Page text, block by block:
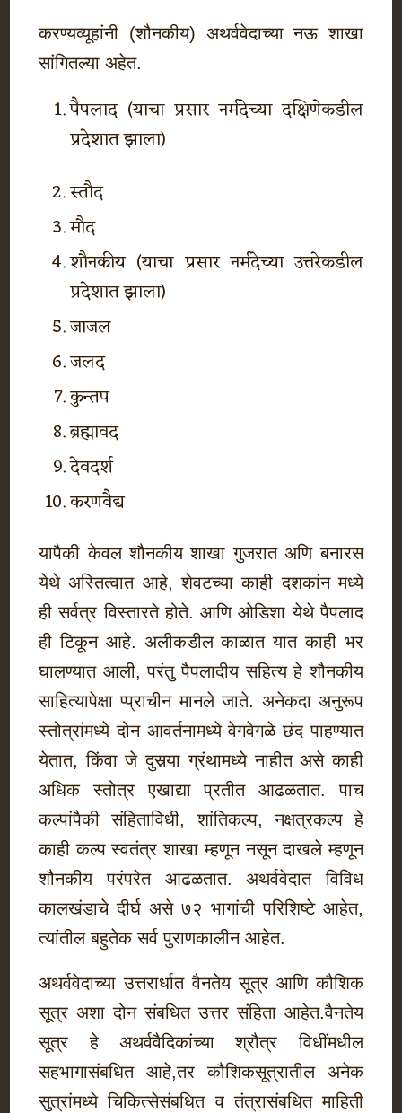
करण्यव्यूहांनी (शौनकीय) अथर्ववेदाच्या नऊ शाखा
सांगितल्या अहेत.
पैपलाद (याचा प्रसार नर्मदेच्या दक्षिणेकडील
प्रदेशात झाला)
स्तौद
मौद
शौनकीय (याचा प्रसार नर्मदेच्या उत्तरेकडील
प्रदेशात झाला)
जाजल
जलद
कुन्तप
ब्रह्मावद
देवदर्श
करणवैद्य
यापैकी केवल शौनकीय शाखा गुजरात अणि बनारस
येथे अस्तित्वात आहे, शेवटच्या काही दशकांन मध्ये
ही सर्वत्र विस्तारते होते. आणि ओडिशा येथे पैपलाद
ही टिकून आहे. अलीकडील काळात यात काही भर
घालण्यात आली, परंतु पैपलादीय सहित्य हे शौनकीय
साहित्यापेक्षा प्प्राचीन मानले जाते. अनेकदा अनुरूप
स्तोत्रांमध्ये दोन आवर्तनामध्ये वेगवेगळे छंद पाहण्यात
येतात, किंवा जे दुसर्‍या ग्रंथामध्ये नाहीत असे काही
अधिक स्तोत्र एखाद्या प्रतीत आढळतात. पाच
कल्पांपैकी संहिताविधी, शांतिकल्प, नक्षत्रकल्प हे
काही कल्प स्वतंत्र शाखा म्हणून नसून दाखले म्हणून
शौनकीय परंपरेत आढळतात. अथर्ववेदात विविध
कालखंडाचे दीर्घ असे ७२ भागांची परिशिष्टे आहेत,
त्यांतील बहुतेक सर्व पुराणकालीन आहेत.
अथर्ववेदाच्या उत्तरार्धात वैनतेय सूत्र आणि कौशिक
सूत्र अशा दोन संबधित उत्तर संहिता आहेत.वैनतेय
सूत्र हे अथर्ववैदिकांच्या श्रौत्र विधींमधील
सहभागासंबधित आहे,तर कौशिकसूत्रातील अनेक
सुत्रांमध्ये चिकित्सेसंबधित व तंत्रासंबधित माहिती